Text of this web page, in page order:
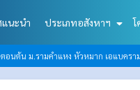
นะนำ ประเภทอสังหาฯ โ
อนต้น ม.รามคำแหง หัวหมาก เอแบคร